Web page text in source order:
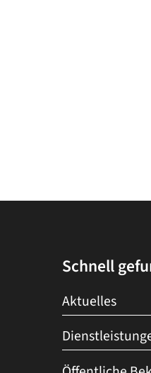
Schnell
Aktuelles